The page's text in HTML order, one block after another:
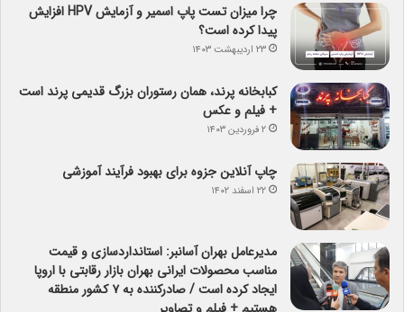
چرا میزان تست پاپ اسمیر و آزمایش HPV افزایش
پیدا کرده است؟
۲۳ اردیبهشت ۱۴۰۳
کبابخانه پرند، همان رستوران بزرگ قدیمی پرند است
+ فیلم و عکس
۲ فروردین ۱۴۰۳
چاپ آنلاین جزوه برای بهبود فرآیند آموزشی
۲۲ اسفند ۱۴۰۲
مدیرعامل بهران آسانبر: استانداردسازی و قیمت
مناسب محصولات ایرانی بهران بازار رقابتی با اروپا
ایجاد کرده است / صادرکننده به ۷ کشور منطقه